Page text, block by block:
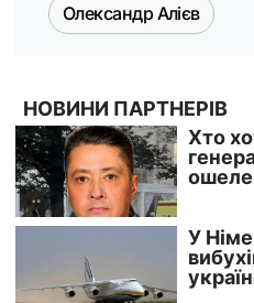
Олександр Алієв